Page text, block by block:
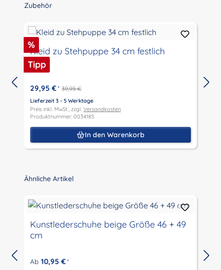
Produktgalerie überspringen
Zubehör
Rabatt
%
Tipp
Kleid zu Stehpuppe 34 cm festlich
29,95 € * 39,95 €
Lieferzeit 3 - 5 Werktage
Preis inkl. MwSt., zzgl. Versandkosten
Produktnummer: 0034185
In den Warenkorb
Produktgalerie überspringen
Ähnliche Artikel
Kunstlederschuhe beige Größe 46 + 49
cm
Ab 10,95 € *